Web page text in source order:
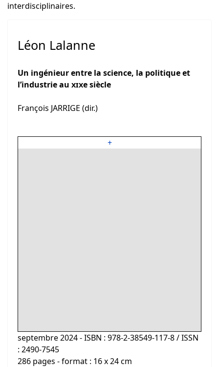
interdisciplinaires.
Léon Lalanne
Un ingénieur entre la science, la politique et
l’industrie au xixe siècle
François JARRIGE (dir.)
+
septembre 2024 - ISBN : 978-2-38549-117-8 / ISSN
: 2490-7545
286 pages - format : 16 x 24 cm